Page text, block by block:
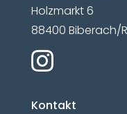
Holzmarkt 6
88400 Biberach/

Kontakt